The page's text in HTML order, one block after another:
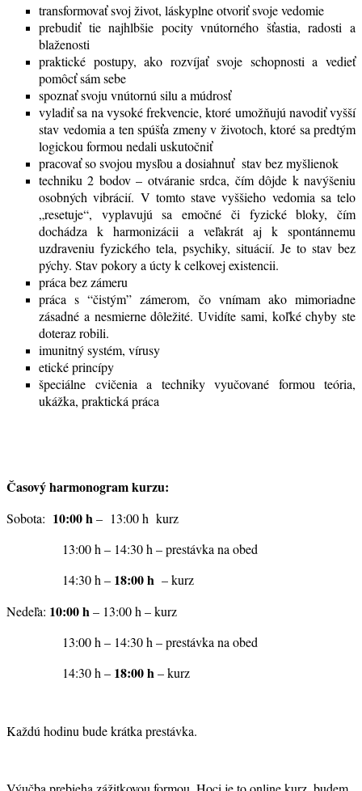
transformovať svoj život, láskyplne otvoriť svoje vedomie
prebudiť tie najhlbšie pocity vnútorného šťastia, radosti a
blaženosti
praktické postupy, ako rozvíjať svoje schopnosti a vedieť
pomôcť sám sebe
spoznať svoju vnútornú silu a múdrosť
vyladiť sa na vysoké frekvencie, ktoré umožňujú navodiť vyšší
stav vedomia a ten spúšťa zmeny v životoch, ktoré sa predtým
logickou formou nedali uskutočniť
pracovať so svojou mysľou a dosiahnuť stav bez myšlienok
techniku 2 bodov – otváranie srdca, čím dôjde k navýšeniu
osobných vibrácií. V tomto stave vyššieho vedomia sa telo
„resetuje“, vyplavujú sa emočné či fyzické bloky, čím
dochádza k harmonizácii a veľakrát aj k spontánnemu
uzdraveniu fyzického tela, psychiky, situácií. Je to stav bez
pýchy. Stav pokory a úcty k celkovej existencii.
práca bez zámeru
práca s “čistým” zámerom, čo vnímam ako mimoriadne
zásadné a nesmierne dôležité. Uvidíte sami, koľké chyby ste
doteraz robili.
imunitný systém, vírusy
etické princípy
špeciálne cvičenia a techniky vyučované formou teória,
ukážka, praktická práca
Časový harmonogram kurzu:
Sobota: 10:00 h– 13:00 h kurz
13:00 h – 14:30 h – prestávka na obed
14:30 h – 18:00 h – kurz
Nedeľa: 10:00 h– 13:00 h – kurz
13:00 h – 14:30 h – prestávka na obed
14:30 h – 18:00 h– kurz
Každú hodinu bude krátka prestávka.